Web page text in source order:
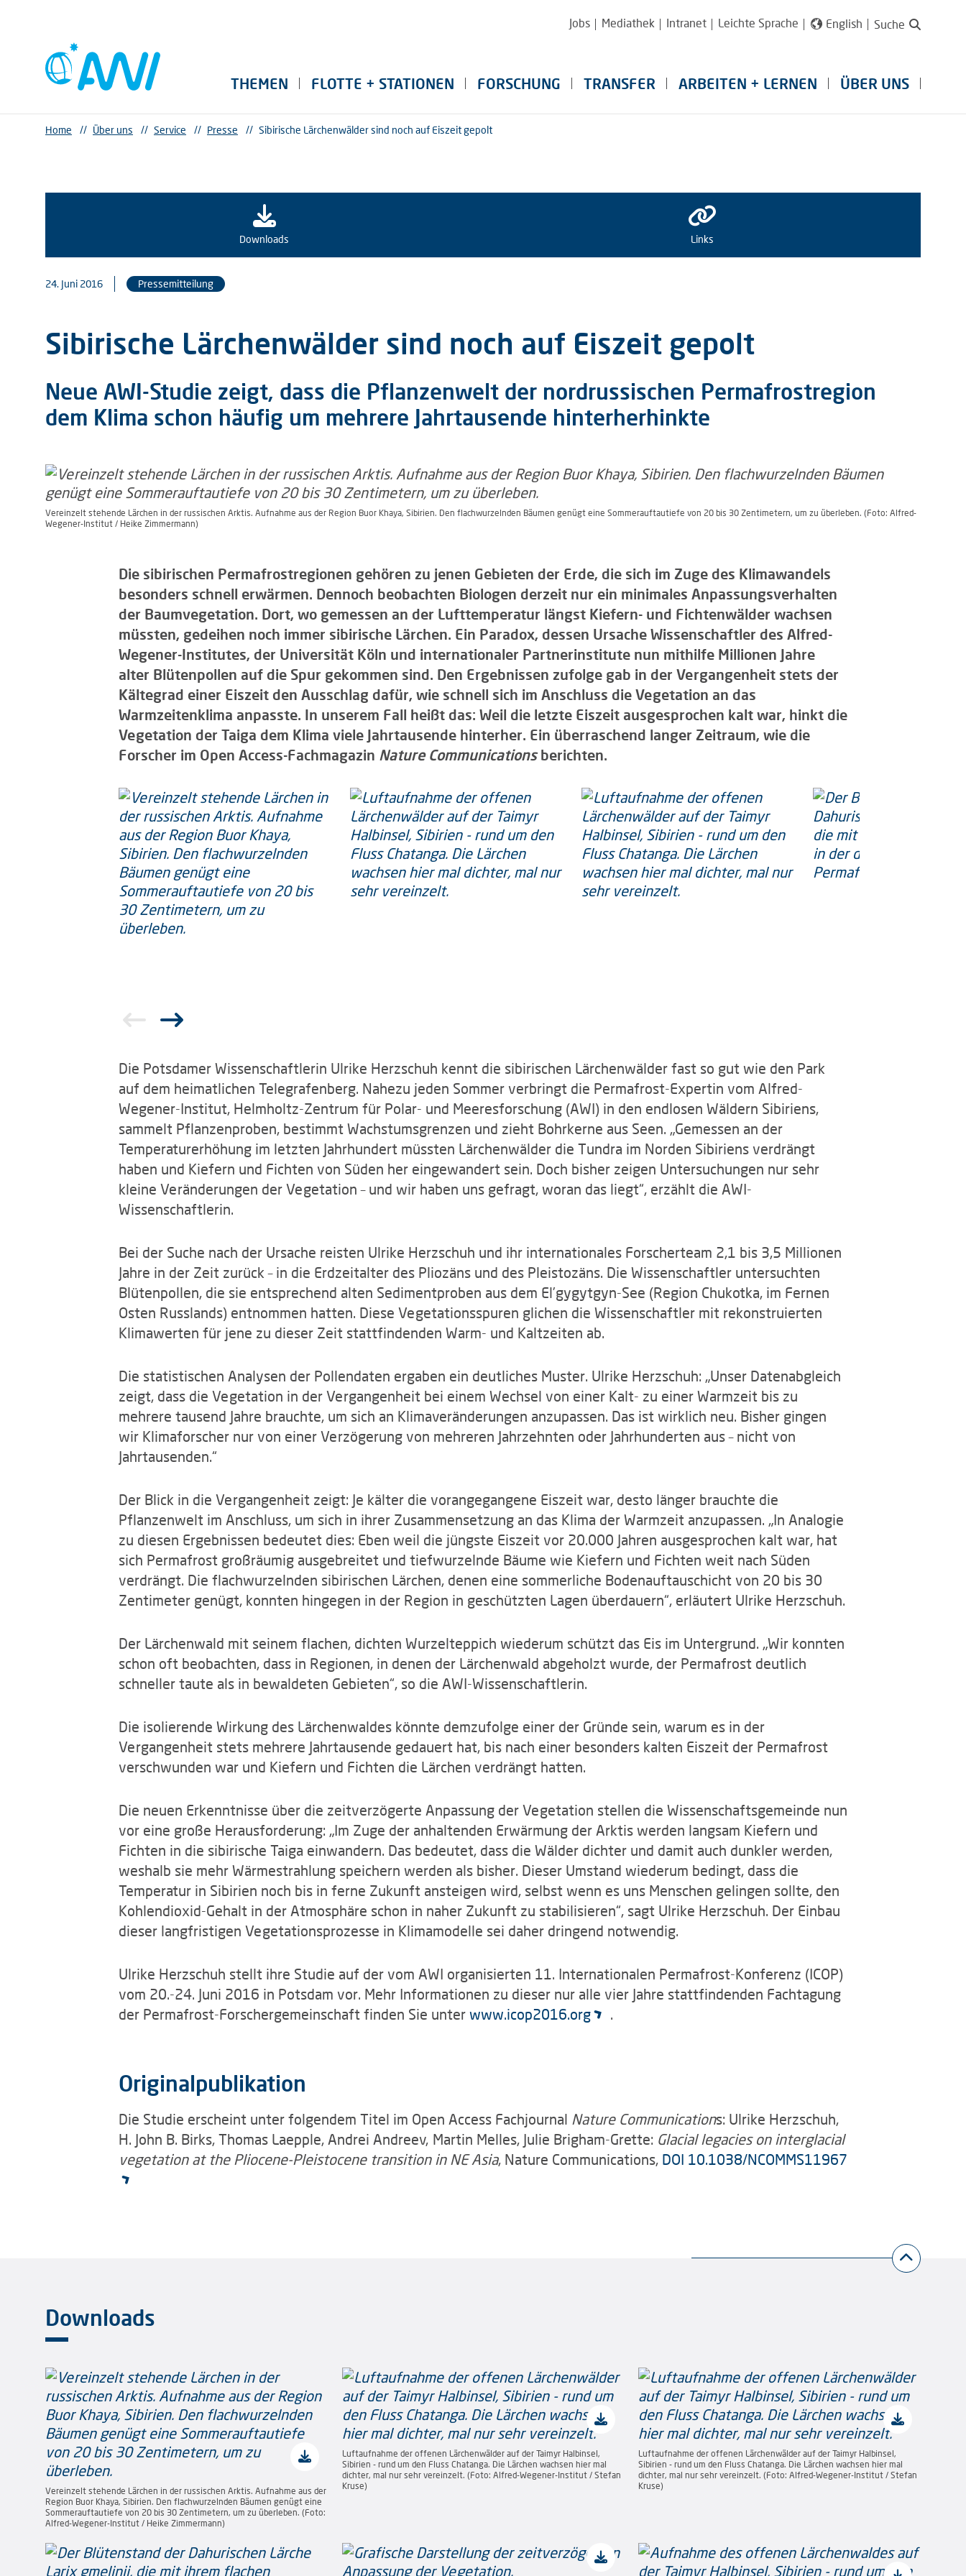
Jobs Mediathek Intranet Leichte Sprache English Suche
THEMEN FLOTTE + STATIONEN FORSCHUNG TRANSFER ARBEITEN + LERNEN ÜBER UNS
Home // Über uns // Service // Presse // Sibirische Lärchenwälder sind noch auf Eiszeit gepolt
Downloads Links
24. Juni 2016 Pressemitteilung
Sibirische Lärchenwälder sind noch auf Eiszeit gepolt
Neue AWI-Studie zeigt, dass die Pflanzenwelt der nordrussischen Permafrostregion
dem Klima schon häufig um mehrere Jahrtausende hinterherhinkte
Vereinzelt stehende Lärchen in der russischen Arktis. Aufnahme aus der Region Buor Khaya, Sibirien. Den flachwurzelnden Bäumen genügt eine Sommerauftautiefe von 20 bis 30 Zentimetern, um zu überleben. (Foto: Alfred-
Wegener-Institut / Heike Zimmermann)
Die sibirischen Permafrostregionen gehören zu jenen Gebieten der Erde, die sich im Zuge des Klimawandels
besonders schnell erwärmen. Dennoch beobachten Biologen derzeit nur ein minimales Anpassungsverhalten
der Baumvegetation. Dort, wo gemessen an der Lufttemperatur längst Kiefern- und Fichtenwälder wachsen
müssten, gedeihen noch immer sibirische Lärchen. Ein Paradox, dessen Ursache Wissenschaftler des Alfred-
Wegener-Institutes, der Universität Köln und internationaler Partnerinstitute nun mithilfe Millionen Jahre
alter Blütenpollen auf die Spur gekommen sind. Den Ergebnissen zufolge gab in der Vergangenheit stets der
Kältegrad einer Eiszeit den Ausschlag dafür, wie schnell sich im Anschluss die Vegetation an das
Warmzeitenklima anpasste. In unserem Fall heißt das: Weil die letzte Eiszeit ausgesprochen kalt war, hinkt die
Vegetation der Taiga dem Klima viele Jahrtausende hinterher. Ein überraschend langer Zeitraum, wie die
Forscher im Open Access-Fachmagazin Nature Communicationsberichten.
Die Potsdamer Wissenschaftlerin Ulrike Herzschuh kennt die sibirischen Lärchenwälder fast so gut wie den Park
auf dem heimatlichen Telegrafenberg. Nahezu jeden Sommer verbringt die Permafrost-Expertin vom Alfred-
Wegener-Institut, Helmholtz-Zentrum für Polar- und Meeresforschung (AWI) in den endlosen Wäldern Sibiriens,
sammelt Pflanzenproben, bestimmt Wachstumsgrenzen und zieht Bohrkerne aus Seen. „Gemessen an der
Temperaturerhöhung im letzten Jahrhundert müssten Lärchenwälder die Tundra im Norden Sibiriens verdrängt
haben und Kiefern und Fichten von Süden her eingewandert sein. Doch bisher zeigen Untersuchungen nur sehr
kleine Veränderungen der Vegetation – und wir haben uns gefragt, woran das liegt“, erzählt die AWI-
Wissenschaftlerin.
Bei der Suche nach der Ursache reisten Ulrike Herzschuh und ihr internationales Forscherteam 2,1 bis 3,5 Millionen
Jahre in der Zeit zurück – in die Erdzeitalter des Pliozäns und des Pleistozäns. Die Wissenschaftler untersuchten
Blütenpollen, die sie entsprechend alten Sedimentproben aus dem El’gygytgyn-See (Region Chukotka, im Fernen
Osten Russlands) entnommen hatten. Diese Vegetationsspuren glichen die Wissenschaftler mit rekonstruierten
Klimawerten für jene zu dieser Zeit stattfindenden Warm- und Kaltzeiten ab.
Die statistischen Analysen der Pollendaten ergaben ein deutliches Muster. Ulrike Herzschuh: „Unser Datenabgleich
zeigt, dass die Vegetation in der Vergangenheit bei einem Wechsel von einer Kalt- zu einer Warmzeit bis zu
mehrere tausend Jahre brauchte, um sich an Klimaveränderungen anzupassen. Das ist wirklich neu. Bisher gingen
wir Klimaforscher nur von einer Verzögerung von mehreren Jahrzehnten oder Jahrhunderten aus – nicht von
Jahrtausenden.“
Der Blick in die Vergangenheit zeigt: Je kälter die vorangegangene Eiszeit war, desto länger brauchte die
Pflanzenwelt im Anschluss, um sich in ihrer Zusammensetzung an das Klima der Warmzeit anzupassen. „In Analogie
zu diesen Ergebnissen bedeutet dies: Eben weil die jüngste Eiszeit vor 20.000 Jahren ausgesprochen kalt war, hat
sich Permafrost großräumig ausgebreitet und tiefwurzelnde Bäume wie Kiefern und Fichten weit nach Süden
verdrängt. Die flachwurzelnden sibirischen Lärchen, denen eine sommerliche Bodenauftauschicht von 20 bis 30
Zentimeter genügt, konnten hingegen in der Region in geschützten Lagen überdauern“, erläutert Ulrike Herzschuh.
Der Lärchenwald mit seinem flachen, dichten Wurzelteppich wiederum schützt das Eis im Untergrund. „Wir konnten
schon oft beobachten, dass in Regionen, in denen der Lärchenwald abgeholzt wurde, der Permafrost deutlich
schneller taute als in bewaldeten Gebieten“, so die AWI-Wissenschaftlerin.
Die isolierende Wirkung des Lärchenwaldes könnte demzufolge einer der Gründe sein, warum es in der
Vergangenheit stets mehrere Jahrtausende gedauert hat, bis nach einer besonders kalten Eiszeit der Permafrost
verschwunden war und Kiefern und Fichten die Lärchen verdrängt hatten.
Die neuen Erkenntnisse über die zeitverzögerte Anpassung der Vegetation stellen die Wissenschaftsgemeinde nun
vor eine große Herausforderung: „Im Zuge der anhaltenden Erwärmung der Arktis werden langsam Kiefern und
Fichten in die sibirische Taiga einwandern. Das bedeutet, dass die Wälder dichter und damit auch dunkler werden,
weshalb sie mehr Wärmestrahlung speichern werden als bisher. Dieser Umstand wiederum bedingt, dass die
Temperatur in Sibirien noch bis in ferne Zukunft ansteigen wird, selbst wenn es uns Menschen gelingen sollte, den
Kohlendioxid-Gehalt in der Atmosphäre schon in naher Zukunft zu stabilisieren“, sagt Ulrike Herzschuh. Der Einbau
dieser langfristigen Vegetationsprozesse in Klimamodelle sei daher dringend notwendig.
Ulrike Herzschuh stellt ihre Studie auf der vom AWI organisierten 11. Internationalen Permafrost-Konferenz (ICOP)
vom 20.-24. Juni 2016 in Potsdam vor. Mehr Informationen zu dieser nur alle vier Jahre stattfindenden Fachtagung
der Permafrost-Forschergemeinschaft finden Sie unter www.icop2016.org .
Originalpublikation
Die Studie erscheint unter folgendem Titel im Open Access Fachjournal Nature Communications: Ulrike Herzschuh,
H. John B. Birks, Thomas Laepple, Andrei Andreev, Martin Melles, Julie Brigham-Grette: Glacial legacies on interglacial
vegetation at the Pliocene-Pleistocene transition in NE Asia, Nature Communications, DOI 10.1038/NCOMMS11967
Downloads
Vereinzelt stehende Lärchen in der russischen Arktis. Aufnahme aus der
Region Buor Khaya, Sibirien. Den flachwurzelnden Bäumen genügt eine
Sommerauftautiefe von 20 bis 30 Zentimetern, um zu überleben. (Foto:
Alfred-Wegener-Institut / Heike Zimmermann)
Luftaufnahme der offenen Lärchenwälder auf der Taimyr Halbinsel,
Sibirien - rund um den Fluss Chatanga. Die Lärchen wachsen hier mal
dichter, mal nur sehr vereinzelt. (Foto: Alfred-Wegener-Institut / Stefan
Kruse)
Luftaufnahme der offenen Lärchenwälder auf der Taimyr Halbinsel,
Sibirien - rund um den Fluss Chatanga. Die Lärchen wachsen hier mal
dichter, mal nur sehr vereinzelt. (Foto: Alfred-Wegener-Institut / Stefan
Kruse)